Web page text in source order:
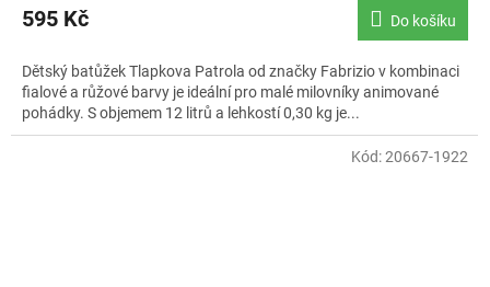
595 Kč Do košíku
Dětský batůžek Tlapkova Patrola od značky Fabrizio v kombinaci
fialové a růžové barvy je ideální pro malé milovníky animované
pohádky. S objemem 12 litrů a lehkostí 0,30 kg je...
Kód:20667-1922